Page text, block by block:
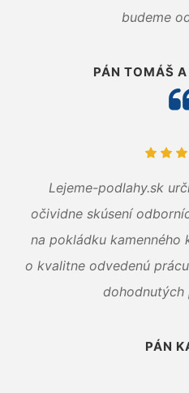
budeme
PÁN TOMÁŠ
Lejeme-podlahy.sk
očividne skúsení
na pokládku kamenného
o kvalitne odvedenú
dohodnutých
PÁN